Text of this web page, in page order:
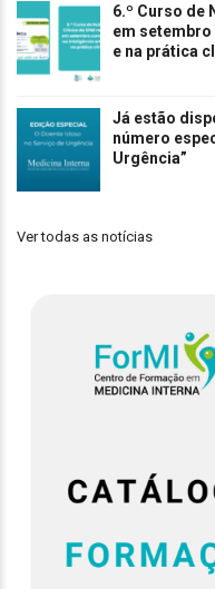
6.º Curso de
em
e na prática
Já estão
número
Urgência”
Ver todas as notícias